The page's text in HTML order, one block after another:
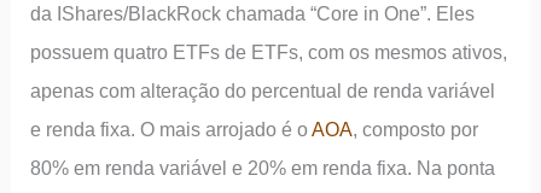
da IShares/BlackRock chamada “Core in One”. Eles
possuem quatro ETFs de ETFs, com os mesmos ativos,
apenas com alteração do percentual de renda variável
e renda fixa. O mais arrojado é oAOA, composto por
80% em renda variável e 20% em renda fixa. Na ponta